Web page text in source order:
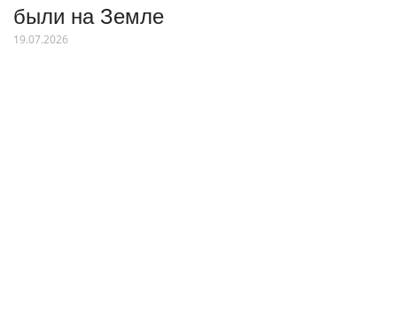
были на Земле
19.07.2026